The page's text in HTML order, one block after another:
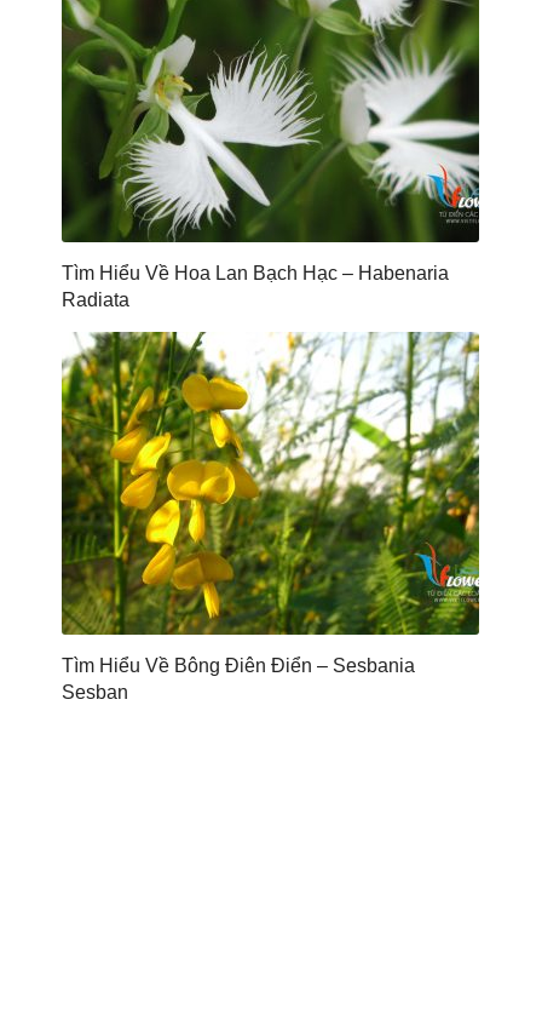
Tìm Hiểu Về Hoa Lan Bạch Hạc – Habenaria
Radiata
Tìm Hiểu Về Bông Điên Điển – Sesbania
Sesban